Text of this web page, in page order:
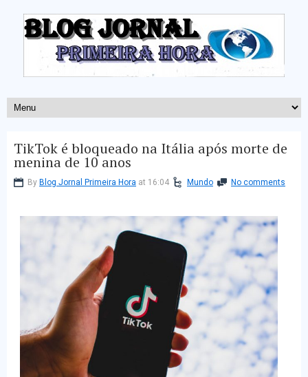
TikTok é bloqueado na Itália após morte de
menina de 10 anos
By Blog Jornal Primeira Hora at 16:04 Mundo No comments